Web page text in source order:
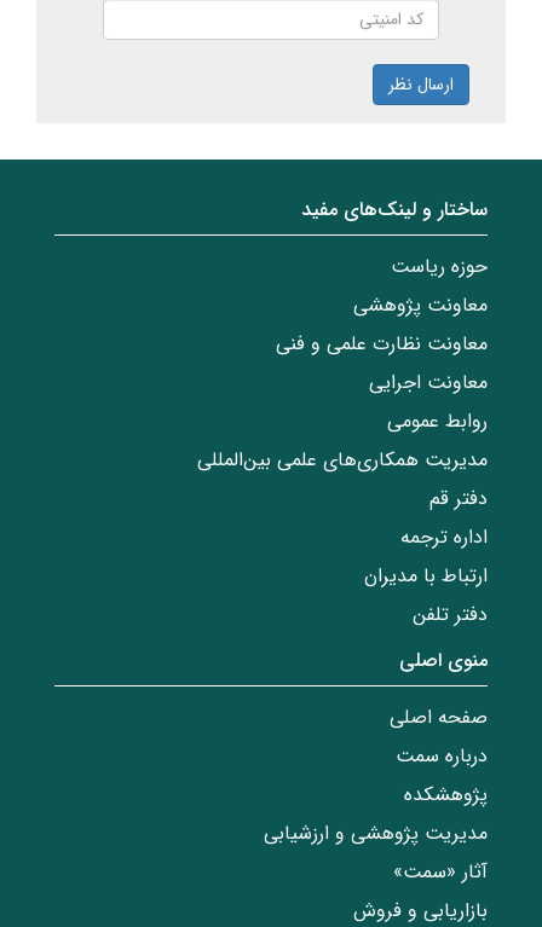
ارسال نظر
ساختار‌‌ و‌‌ لینک‌های مفید
حوزه ریاست
معاونت پژوهشی
معاونت نظارت علمی و فنی
معاونت اجرایی
روابط عمومی
مدیریت همکاری‌های علمی بین‌المللی
دفتر قم
اداره ترجمه
ارتباط با مدیران
دفتر تلفن
منوی اصلی
صفحه اصلی
درباره سمت
پژوهشکده
مدیریت پژوهشی و ارزشیابی
آثار «سمت»
بازاریابی و فروش